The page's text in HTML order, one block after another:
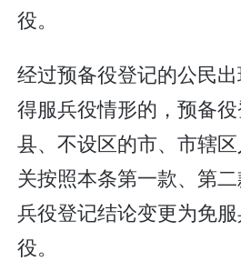
役。
经过预备役登记的公民
得服兵役情形的，预备
县、不设区的市、市辖
关按照本条第一款、第
兵役登记结论变更为免
役。